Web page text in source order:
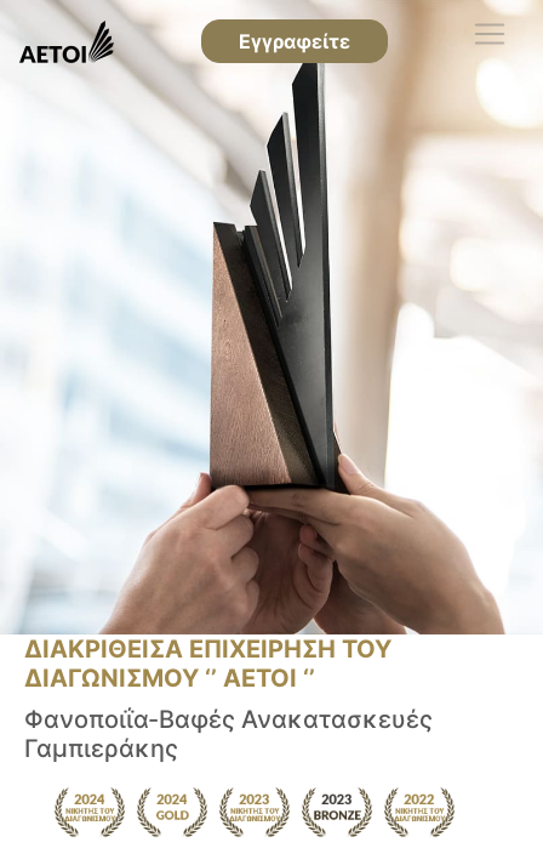
Εγγραφείτε
ΔΙΑΚΡΙΘΕΙΣΑ ΕΠΙΧΕΙΡΗΣΗ ΤΟΥ
ΔΙΑΓΩΝΙΣΜΟΥ ‘’ ΑΕΤΟΙ ‘’
Φανοποιΐα-Βαφές Ανακατασκευές
Γαμπιεράκης